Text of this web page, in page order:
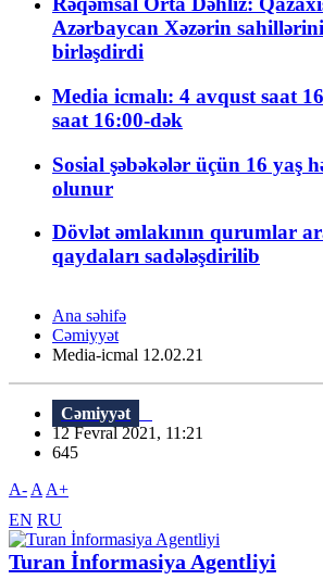
Azərbaycan Xəzərin
birləşdirdi
Media icmalı: 4 avqust saat
saat 16:00-dək
Sosial şəbəkələr üçün 16 yaş
olunur
Dövlət əmlakının qurumlar
qaydaları sadələşdirilib
Ana səhifə
Cəmiyyət
Media-icmal 12.02.21
Cəmiyyət
12 Fevral 2021, 11:21
645
A- A A+
EN RU
Turan İnformasiya Agentliyi